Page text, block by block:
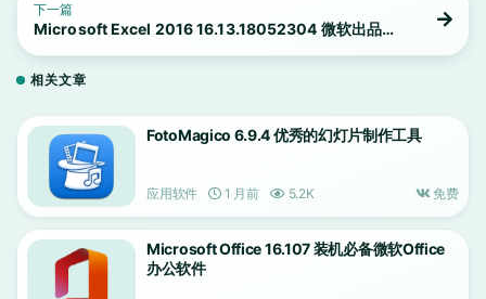
下一篇
Microsoft Excel 2016 16.13.18052304 微软出品的
相关文章
FotoMagico 6.9.4 优秀的幻灯片制作工具
应用软件 1 月前 5.2K 免费
Microsoft Office 16.107 装机必备微软Office
办公软件